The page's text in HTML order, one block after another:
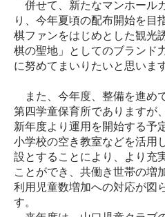
併せて、新たなマンホール
り、今年夏頃の配布開始を目
棋ファンをはじめとした観光
棋の聖地」としてのブランド
に努めてまいりたいと思います
また、今年度、整備を進め
第四学童保育所でありますが
新年度より運用を開始する予
小学校の空き教室などを活用
設とすることにより、より充
ことができ、共働き世帯の増
利用児童数増加への対応が図
す。